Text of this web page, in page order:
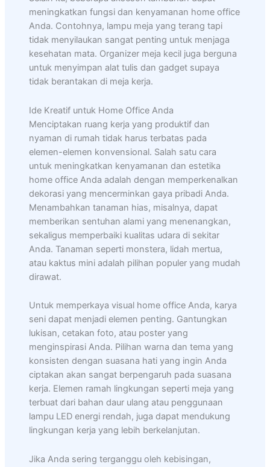
meningkatkan fungsi dan kenyamanan home office
Anda. Contohnya, lampu meja yang terang tapi
tidak menyilaukan sangat penting untuk menjaga
kesehatan mata. Organizer meja kecil juga berguna
untuk menyimpan alat tulis dan gadget supaya
tidak berantakan di meja kerja.
Ide Kreatif untuk Home Office Anda
Menciptakan ruang kerja yang produktif dan
nyaman di rumah tidak harus terbatas pada
elemen-elemen konvensional. Salah satu cara
untuk meningkatkan kenyamanan dan estetika
home office Anda adalah dengan memperkenalkan
dekorasi yang mencerminkan gaya pribadi Anda.
Menambahkan tanaman hias, misalnya, dapat
memberikan sentuhan alami yang menenangkan,
sekaligus memperbaiki kualitas udara di sekitar
Anda. Tanaman seperti monstera, lidah mertua,
atau kaktus mini adalah pilihan populer yang mudah
dirawat.
Untuk memperkaya visual home office Anda, karya
seni dapat menjadi elemen penting. Gantungkan
lukisan, cetakan foto, atau poster yang
menginspirasi Anda. Pilihan warna dan tema yang
konsisten dengan suasana hati yang ingin Anda
ciptakan akan sangat berpengaruh pada suasana
kerja. Elemen ramah lingkungan seperti meja yang
terbuat dari bahan daur ulang atau penggunaan
lampu LED energi rendah, juga dapat mendukung
lingkungan kerja yang lebih berkelanjutan.
Jika Anda sering terganggu oleh kebisingan,